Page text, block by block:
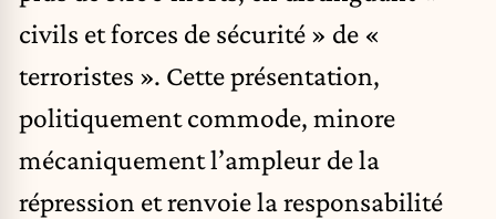
civils et forces de sécurité » de «
terroristes ». Cette présentation,
politiquement commode, minore
mécaniquement l’ampleur de la
répression et renvoie la responsabilité